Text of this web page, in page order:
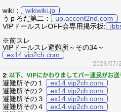
wiki：
wikiwiki.jp
うｐろだ第二：
up.accent2nd.com
VIPドールスレOFF会専用掲示板:
※前スレ
VIPドールスレ避難所～その34～
ex14.vip2ch.com
2023/07/
2: 以下、VIPにかわりましてパー速民がお
避難所その１
ex14.vip2ch.com
避難所その２
ex14.vip2ch.com
避難所その３
ex14.vip2ch.com
避難所その４
ex14.vip2ch.com